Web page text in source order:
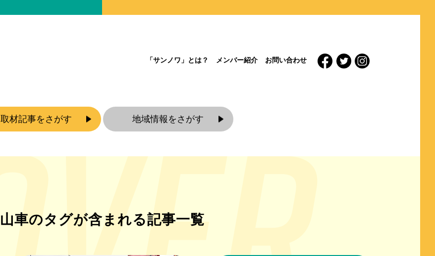
「サンノワ」とは？ メンバー紹介 お問い合わせ
取材記事をさがす 地域情報をさがす
山車のタグが含まれる記事一覧